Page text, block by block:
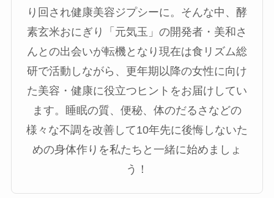
り回され健康美容ジプシーに。そんな中、酵
素玄米おにぎり「元気玉」の開発者・美和さ
んとの出会いが転機となり現在は食リズム総
研で活動しながら、更年期以降の女性に向け
た美容・健康に役立つヒントをお届けしてい
ます。睡眠の質、便秘、体のだるさなどの
様々な不調を改善して10年先に後悔しないた
めの身体作りを私たちと一緒に始めましょ
う！